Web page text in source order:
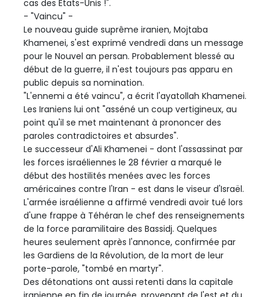
cas des Etats-Unis !".
- "Vaincu" -
Le nouveau guide suprême iranien, Mojtaba
Khamenei, s'est exprimé vendredi dans un message
pour le Nouvel an persan. Probablement blessé au
début de la guerre, il n'est toujours pas apparu en
public depuis sa nomination.
"L'ennemi a été vaincu", a écrit l'ayatollah Khamenei.
Les Iraniens lui ont "asséné un coup vertigineux, au
point qu'il se met maintenant à prononcer des
paroles contradictoires et absurdes".
Le successeur d'Ali Khamenei - dont l'assassinat par
les forces israéliennes le 28 février a marqué le
début des hostilités menées avec les forces
américaines contre l'Iran - est dans le viseur d'Israël.
L'armée israélienne a affirmé vendredi avoir tué lors
d'une frappe à Téhéran le chef des renseignements
de la force paramilitaire des Bassidj. Quelques
heures seulement après l'annonce, confirmée par
les Gardiens de la Révolution, de la mort de leur
porte-parole, "tombé en martyr".
Des détonations ont aussi retenti dans la capitale